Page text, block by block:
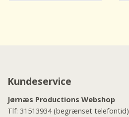
Kundeservice
Jørnæs Productions Webshop
Tlf: 31513934(begrænset telefontid)